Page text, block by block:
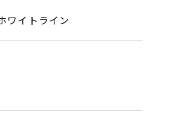
ワイトライン